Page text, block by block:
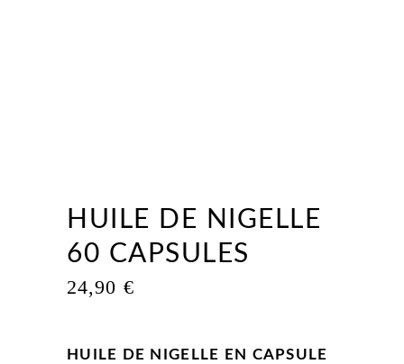
HUILE DE NIGELLE
60 CAPSULES
24,90 €
HUILE DE NIGELLE EN CAPSULE